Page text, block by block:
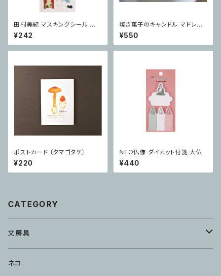
田村美紀 マスキングシール Wi
ndows
¥242
焼き菓子のキャンドル マドレー
ヌ
¥550
ポストカード 〔タマゴタケ〕
¥220
NEO仏像 ダイカット付箋 大仏
¥440
CATEGORY
文房具
メモ・ふせん
ネコ